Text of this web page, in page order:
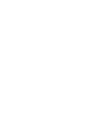
bombs;
de qualquer
ou nó
a quaisquer
utilizadores, ou
aos